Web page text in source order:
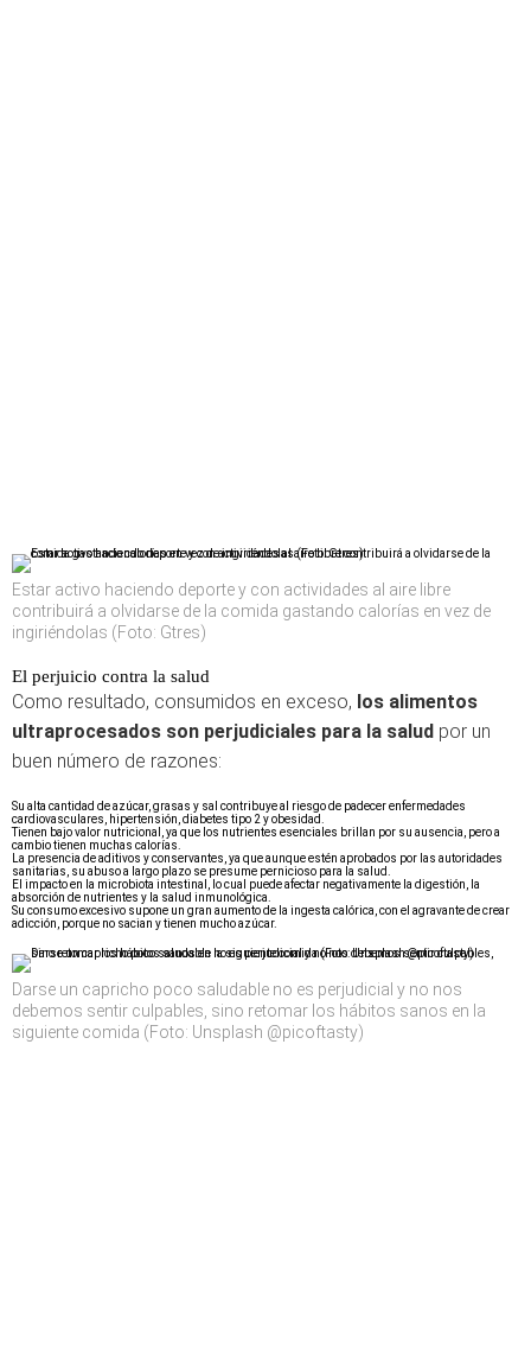
Estar activo haciendo deporte y con actividades al aire libre
contribuirá a olvidarse de la comida gastando calorías en vez de
ingiriéndolas (Foto: Gtres)
El perjuicio contra la salud
Como resultado, consumidos en exceso, los alimentos
ultraprocesados son perjudiciales para la salud por un
buen número de razones:
Su alta cantidad de azúcar, grasas y sal contribuye al riesgo de padecer enfermedades
cardiovasculares, hipertensión, diabetes tipo 2 y obesidad.
Tienen bajo valor nutricional, ya que los nutrientes esenciales brillan por su ausencia, pero a
cambio tienen muchas calorías.
La presencia de aditivos y conservantes, ya que aunque estén aprobados por las autoridades
sanitarias, su abuso a largo plazo se presume pernicioso para la salud.
El impacto en la microbiota intestinal, lo cual puede afectar negativamente la digestión, la
absorción de nutrientes y la salud inmunológica.
Su consumo excesivo supone un gran aumento de la ingesta calórica, con el agravante de crear
adicción, porque no sacian y tienen mucho azúcar.
Darse un capricho poco saludable no es perjudicial y no nos
debemos sentir culpables, sino retomar los hábitos sanos en la
siguiente comida (Foto: Unsplash @picoftasty)